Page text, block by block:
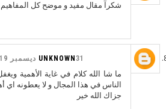
شكرآ مقال مفيد و موضح كل المفاهيم
UNKNOWN 31 ديسمبر 2019 في 8:23 م
ما شا الله كلام في غاية الأهمية
الناس في هذا المجال و لا يعطونه اي
جزاك الله خير